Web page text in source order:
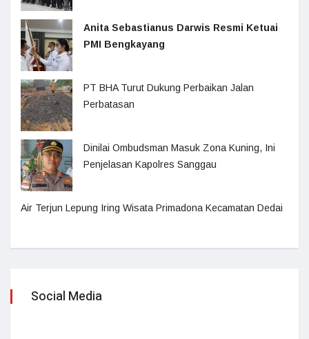
Anita Sebastianus Darwis Resmi Ketuai
PMI Bengkayang
PT BHA Turut Dukung Perbaikan Jalan
Perbatasan
Dinilai Ombudsman Masuk Zona Kuning, Ini
Penjelasan Kapolres Sanggau
Air Terjun Lepung Iring Wisata Primadona Kecamatan Dedai
Social Media